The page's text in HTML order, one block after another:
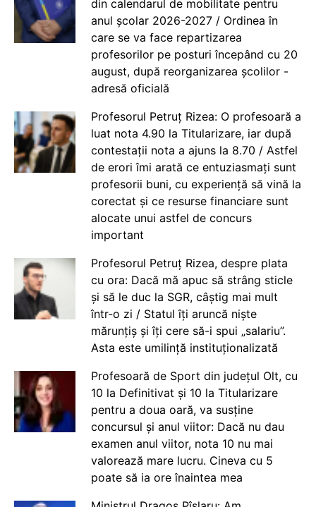
din calendarul de mobilitate pentru
anul școlar 2026-2027 / Ordinea în
care se va face repartizarea
profesorilor pe posturi începând cu 20
august, după reorganizarea școlilor -
adresă oficială
Profesorul Petruț Rizea: O profesoară a
luat nota 4.90 la Titularizare, iar după
contestații nota a ajuns la 8.70 / Astfel
de erori îmi arată ce entuziasmați sunt
profesorii buni, cu experiență să vină la
corectat și ce resurse financiare sunt
alocate unui astfel de concurs
important
Profesorul Petruț Rizea, despre plata
cu ora: Dacă mă apuc să strâng sticle
și să le duc la SGR, câștig mai mult
într-o zi / Statul îți aruncă niște
mărunțiș și îți cere să-i spui „salariu”.
Asta este umilință instituționalizată
Profesoară de Sport din județul Olt, cu
10 la Definitivat și 10 la Titularizare
pentru a doua oară, va susține
concursul și anul viitor: Dacă nu dau
examen anul viitor, nota 10 nu mai
valorează mare lucru. Cineva cu 5
poate să ia ore înaintea mea